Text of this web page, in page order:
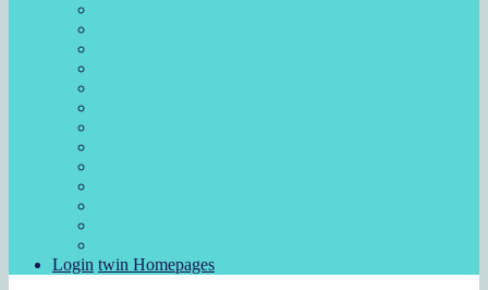
Login twin Homepages